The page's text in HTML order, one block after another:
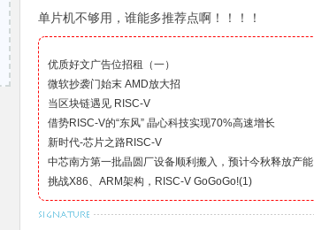
单片机不够用，谁能多推荐点啊！！！！
优质好文广告位招租（一）
微软抄袭门始末 AMD放大招
当区块链遇见 RISC-V
借势RISC-V的“东风” 晶心科技实现70%高速增长
新时代-芯片之路RISC-V
中芯南方第一批晶圆厂设备顺利搬入，预计今秋释放产能
挑战X86、ARM架构，RISC-V GoGoGo!(1)